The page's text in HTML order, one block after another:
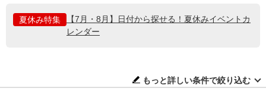
夏休み特集
【7月・8月】日付から探せる！夏休みイベントカ
レンダー
もっと詳しい条件で絞り込む